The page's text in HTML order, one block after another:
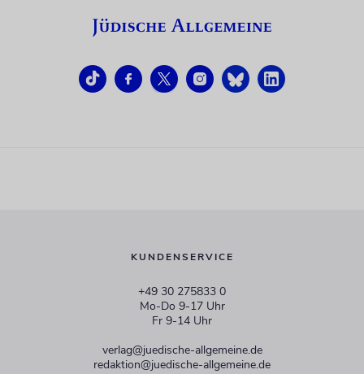
KUNDENSERVICE
+49 30 275833 0
Mo-Do 9-17 Uhr
Fr 9-14 Uhr
verlag@juedische-allgemeine.de
redaktion@juedische-allgemeine.de